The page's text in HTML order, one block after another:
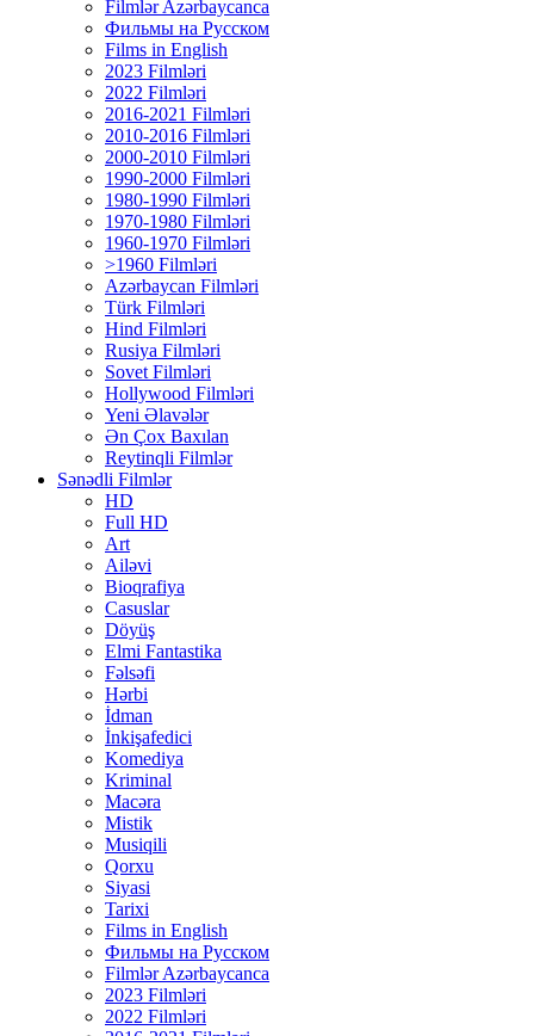
Filmlər Azərbaycanca
Фильмы на Русском
Films in English
2023 Filmləri
2022 Filmləri
2016-2021 Filmləri
2010-2016 Filmləri
2000-2010 Filmləri
1990-2000 Filmləri
1980-1990 Filmləri
1970-1980 Filmləri
1960-1970 Filmləri
>1960 Filmləri
Azərbaycan Filmləri
Türk Filmləri
Hind Filmləri
Rusiya Filmləri
Sovet Filmləri
Hollywood Filmləri
Yeni Əlavələr
Ən Çox Baxılan
Reytinqli Filmlər
Sənədli Filmlər
HD
Full HD
Art
Ailəvi
Bioqrafiya
Casuslar
Döyüş
Elmi Fantastika
Fəlsəfi
Hərbi
İdman
İnkişafedici
Komediya
Kriminal
Macəra
Mistik
Musiqili
Qorxu
Siyasi
Tarixi
Films in English
Фильмы на Русском
Filmlər Azərbaycanca
2023 Filmləri
2022 Filmləri